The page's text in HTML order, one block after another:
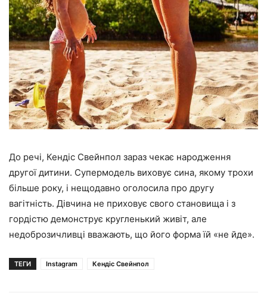
До речі, Кендіс Свейнпол зараз чекає народження
другої дитини. Супермодель виховує сина, якому трохи
більше року, і нещодавно оголосила про другу
вагітність. Дівчина не приховує свого становища і з
гордістю демонструє кругленький живіт, але
недоброзичливці вважають, що його форма їй «не йде».
ТЕГИ Instagram Кендіс Свейнпол